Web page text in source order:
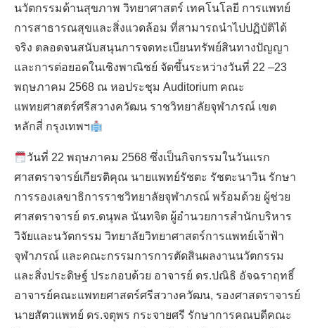
TH
นวัตกรรมด้านสุขภาพ วิทยาศาสตร์ เทคโนโลยี การแพทย์
การสาธารณสุขและสิ่งแวดล้อม ที่สามารถนำไปปฏิบัติได้
จริง ตลอดจนสนับสนุนการจดทะเบียนทรัพย์สินทางปัญญา
และการต่อยอดในเชิงพาณิชย์ จัดขึ้นระหว่างวันที่ 22 –23
พฤษภาคม 2568 ณ หอประชุม Auditorium คณะ
แพทยศาสตร์ศรีสวางควัฒน ราชวิทยาลัยจุฬาภรณ์ เขต
หลักสี่ กรุงเทพฯ
วันที่ 22 พฤษภาคม 2568 ซึ่งเป็นกิจกรรมในวันแรก
ศาสตราจารย์เกียรติคุณ นายแพทย์รัชตะ รัชตะนาวิน รักษา
การรองเลขาธิการราชวิทยาลัยจุฬาภรณ์ พร้อมด้วย ผู้ช่วย
ศาสตราจารย์ ดร.ดนุพล นันทจิต ผู้อำนวยการสำนักบริหาร
วิจัยและนวัตกรรม วิทยาลัยวิทยาศาสตร์การแพทย์เจ้าฟ้า
จุฬาภรณ์ และคณะกรรมการการตัดสินผลงานนวัตกรรม
และสิ่งประดิษฐ์ ประกอบด้วย อาจารย์ ดร.ปณิธิ อัจฉราฤทธิ์
อาจารย์คณะแพทยศาสตร์ศรีสวางควัฒน, รองศาสตราจารย์
นายสัตวแพทย์ ดร.จตุพร กระจายศรี รักษาการคณบดีคณะ